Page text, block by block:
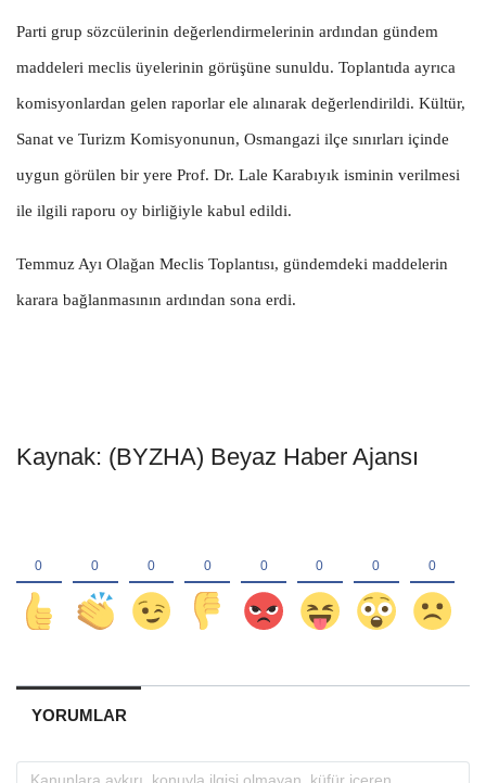
Parti grup sözcülerinin değerlendirmelerinin ardından gündem
maddeleri meclis üyelerinin görüşüne sunuldu. Toplantıda ayrıca
komisyonlardan gelen raporlar ele alınarak değerlendirildi. Kültür,
Sanat ve Turizm Komisyonunun, Osmangazi ilçe sınırları içinde
uygun görülen bir yere Prof. Dr. Lale Karabıyık isminin verilmesi
ile ilgili raporu oy birliğiyle kabul edildi.
Temmuz Ayı Olağan Meclis Toplantısı, gündemdeki maddelerin
karara bağlanmasının ardından sona erdi.
Kaynak: (BYZHA) Beyaz Haber Ajansı
YORUMLAR